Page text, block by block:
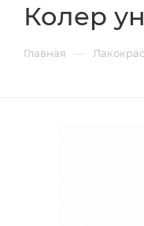
Колер
Главная —